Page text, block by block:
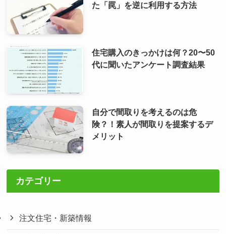
た「罠」を逆に利用する方法
住宅購入のきっかけは何？20〜50
代に聞いたアンケート調査結果
自分で間取りを考えるのは危
険？！素人が間取りを提案するデ
メリット
カテゴリー
注文住宅・新築情報